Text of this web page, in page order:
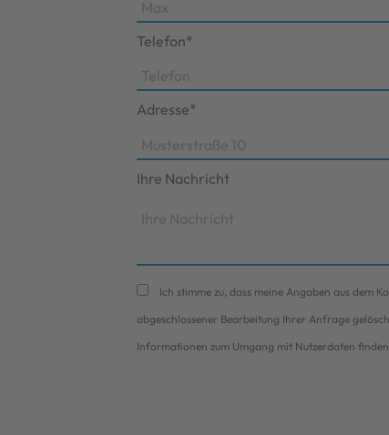
Telefon*
Adresse*
Ihre Nachricht
Ich stimme zu, dass meine Angaben aus dem
abgeschlossener Bearbeitung Ihrer Anfrage
Informationen zum Umgang mit Nutzerdaten